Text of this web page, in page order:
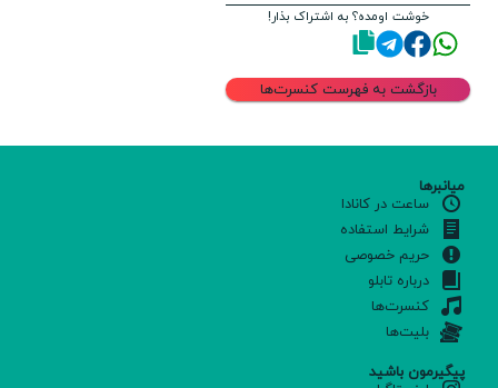
خوشت اومده؟ به اشتراک بذار!
بازگشت به فهرست کنسرت‌ها
میانبرها
ساعت در کانادا
شرایط استفاده
حریم خصوصی
درباره تابلو
کنسرت‌ها
بلیت‌ها
پیگیرمون باشید